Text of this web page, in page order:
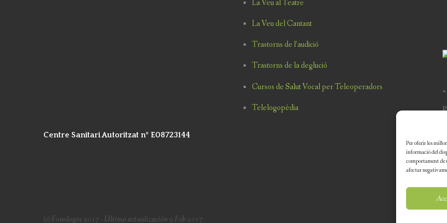
Per oferir les
informació del
comportament de
afectar
Centre Sanitari Autoritzat nº E08723144
La Veu al Teatre
La Veu del Cantant
Trastorns de l’audició
Trastorns de la deglució
Cursos de Salut Vocal per Teleoperadors
Telelogopèdia
(c) Fonologos 2017 - Última actualización 9 Feb 2017